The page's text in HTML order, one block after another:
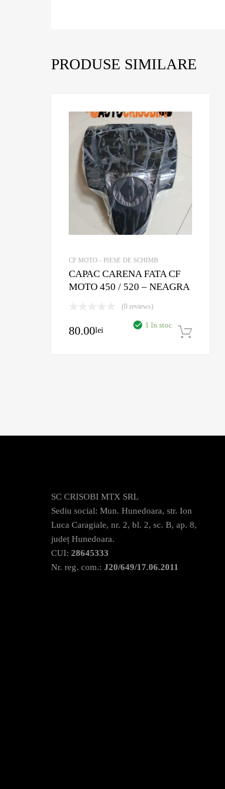
PRODUSE SIMILARE
CF MOTO - PIESE DE SCHIMB
CAPAC CARENA FATA CF
MOTO 450 / 520 – NEAGRA
(0 reviews)
80.00lei
1 în stoc
SC CRISOBI MTX SRL
Sediu social: Mun. Hunedoara, str. Ion
Luca Caragiale, nr. 2, bl. 2, sc. B, ap. 8,
județ Hunedoara.
CUI: 28645333
Nr. reg. com.: J20/649/17.06.2011